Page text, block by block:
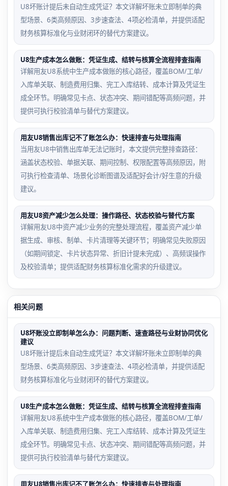
U8坏账计提后未自动生成凭证？本文详解坏账未立即制单的典
型场景、6类高频原因、3步速查法、4项必检清单，并提供适配
财务核算标准化与业财闭环的替代方案建议。
U8生产成本怎么做账：凭证生成、结转与核算全流程排查指南
详解用友U8系统中生产成本做账的核心路径，覆盖BOM/工单/
入库单关联、制造费用归集、完工入库结转、成本计算及凭证生
成全环节。明确常见卡点、状态冲突、期间错配等高频问题，并
提供可执行校验清单与替代方案建议。
用友U8销售出库记不了账怎么办：快速排查与处理指南
当用友U8中销售出库单无法记账时，本文提供完整排查路径：
涵盖状态校验、单据关联、期间控制、权限配置等高频原因，附
可执行检查清单、场景化诊断图谱及适配好会计/好生意的升级
建议。
用友U8资产减少怎么处理：操作路径、状态校验与替代方案
详解用友U8中资产减少业务的完整处理流程，覆盖资产减少单
据生成、审核、制单、卡片清理等关键环节；明确常见失败原因
（如期间锁定、卡片状态异常、折旧计提未完成）、高频误操作
及校验清单；提供适配财务核算标准化需求的升级建议。
相关问题
U8坏账没立即制单怎么办：问题判断、速查路径与业财协同优化
建议
U8坏账计提后未自动生成凭证？本文详解坏账未立即制单的典
型场景、6类高频原因、3步速查法、4项必检清单，并提供适配
财务核算标准化与业财闭环的替代方案建议。
U8生产成本怎么做账：凭证生成、结转与核算全流程排查指南
详解用友U8系统中生产成本做账的核心路径，覆盖BOM/工单/
入库单关联、制造费用归集、完工入库结转、成本计算及凭证生
成全环节。明确常见卡点、状态冲突、期间错配等高频问题，并
提供可执行校验清单与替代方案建议。
用友U8销售出库记不了账怎么办：快速排查与处理指南